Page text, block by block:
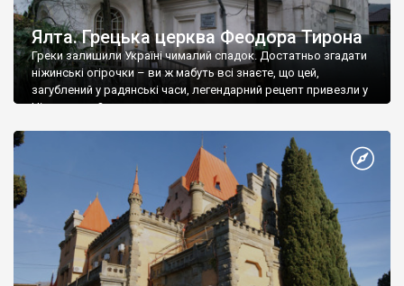
Ялта. Грецька церква Феодора Тирона
Греки залишили Україні чималий спадок. Достатньо згадати
ніжинські огірочки – ви ж мабуть всі знаєте, що цей,
загублений у радянські часи, легендарний рецепт привезли у
Ніжин греки?